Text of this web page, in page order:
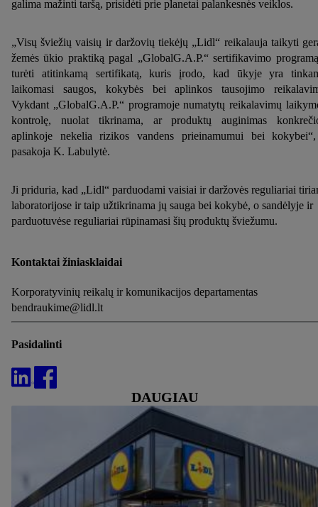
galima mažinti taršą, prisidėti prie planetai palankesnės veiklos.
„Visų šviežių vaisių ir daržovių tiekėjų „Lidl“ reikalauja taikyti
žemės ūkio praktiką pagal „GlobalG.A.P.“ sertifikavimo
turėti atitinkamą sertifikatą, kuris įrodo, kad ūkyje yra
laikomasi saugos, kokybės bei aplinkos tausojimo
Vykdant „GlobalG.A.P.“ programoje numatytų reikalavimų
kontrolę, nuolat tikrinama, ar produktų auginimas
aplinkoje nekelia rizikos vandens prieinamumui bei
pasakoja K. Labulytė.
Ji priduria, kad „Lidl“ parduodami vaisiai ir daržovės reguliariai
laboratorijose ir taip užtikrinama jų sauga bei kokybė, o sandėlyje ir
parduotuvėse reguliariai rūpinamasi šių produktų šviežumu.
Kontaktai žiniasklaidai
Korporatyvinių reikalų ir komunikacijos departamentas
bendraukime@lidl.lt
Pasidalinti
DAUGIAU
mūsų privatumo politikoje arba paspaudusčia